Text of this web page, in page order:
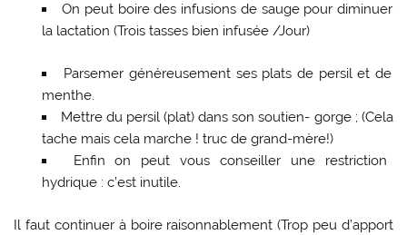
On peut boire des infusions de sauge pour diminuer
la lactation (Trois tasses bien infusée /Jour)
Parsemer généreusement ses plats de persil et de
menthe.
Mettre du persil (plat) dans son soutien- gorge ; (Cela
tache mais cela marche ! truc de grand-mère!)
Enfin on peut vous conseiller une restriction
hydrique : c’est inutile.
Il faut continuer à boire raisonnablement (Trop peu d’apport